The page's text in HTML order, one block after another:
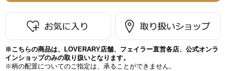
※こちらの商品は、LOVERARY店舗、フェイラー直営各店、公式オンラ
インショップのみの取り扱いとなります。
※柄の配置についてのご指定は、承ることができません。